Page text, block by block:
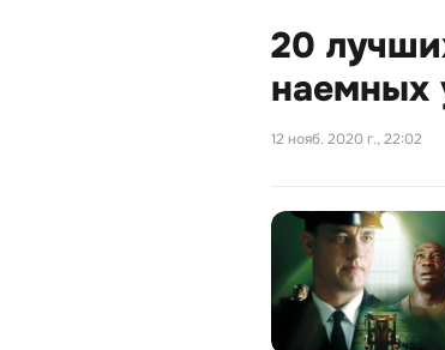
20
наемных
12 нояб. 2020 г., 22:02